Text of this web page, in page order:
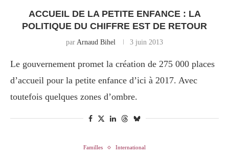
ACCUEIL DE LA PETITE ENFANCE : LA
POLITIQUE DU CHIFFRE EST DE RETOUR
par Arnaud Bihel 3 juin 2013
Le gouvernement promet la création de 275 000 places
d’accueil pour la petite enfance d’ici à 2017. Avec
toutefois quelques zones d’ombre.
Familles International